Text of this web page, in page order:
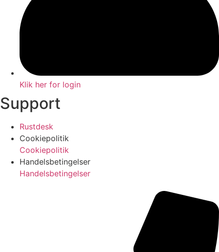
Klik her for login
Support
Rustdesk
Cookiepolitik
Cookiepolitik
Handelsbetingelser
Handelsbetingelser